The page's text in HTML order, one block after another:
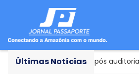
Últimas Notícias
‘emendas PIX’ após